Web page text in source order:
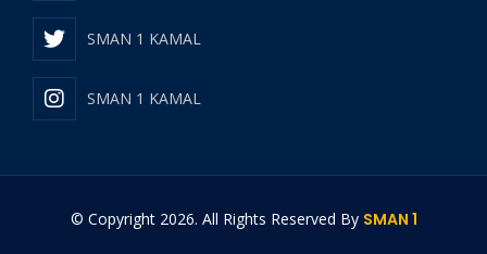
SMAN 1 KAMAL
SMAN 1 KAMAL
© Copyright 2026. All Rights Reserved By SMAN 1